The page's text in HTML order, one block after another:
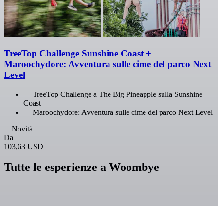
TreeTop Challenge Sunshine Coast +
Maroochydore: Avventura sulle cime del parco Next
Level
TreeTop Challenge a The Big Pineapple sulla Sunshine
Coast
Maroochydore: Avventura sulle cime del parco Next Level
Novità
Da
103,63 USD
Tutte le esperienze a Woombye